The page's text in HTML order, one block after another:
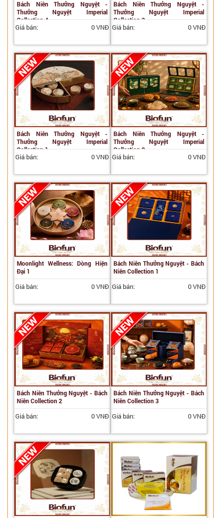
Bách Niên Thưởng Nguyệt -
Thưởng Nguyệt Imperial
Collection 4
Giá bán: 0 VNĐ
Bách Niên Thưởng Nguyệt -
Thưởng Nguyệt Imperial
Collection 3
Giá bán: 0 VNĐ
Bách Niên Thưởng Nguyệt -
Thưởng Nguyệt Imperial
Collection 1
Giá bán: 0 VNĐ
Bách Niên Thưởng Nguyệt -
Thưởng Nguyệt Imperial
Collection 2
Giá bán: 0 VNĐ
Moonlight Wellness: Dòng Hiện
Đại 1
Giá bán: 0 VNĐ
Bách Niên Thưởng Nguyệt - Bách
Niên Collection 1
Giá bán: 0 VNĐ
Bách Niên Thưởng Nguyệt - Bách
Niên Collection 2
Giá bán: 0 VNĐ
Bách Niên Thưởng Nguyệt - Bách
Niên Collection 3
Giá bán: 0 VNĐ